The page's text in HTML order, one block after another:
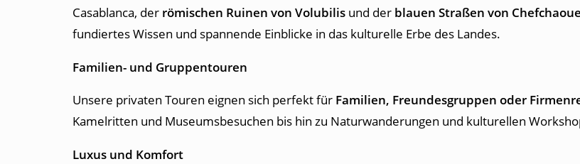
Casablanca, der römischen Ruinen von Volubilis und der blauen Straßen von
fundiertes Wissen und spannende Einblicke in das kulturelle Erbe des Landes.
Familien- und Gruppentouren
Unsere privaten Touren eignen sich perfekt für Familien, Freundesgruppen oder
Kamelritten und Museumsbesuchen bis hin zu Naturwanderungen und kulturellen
Luxus und Komfort